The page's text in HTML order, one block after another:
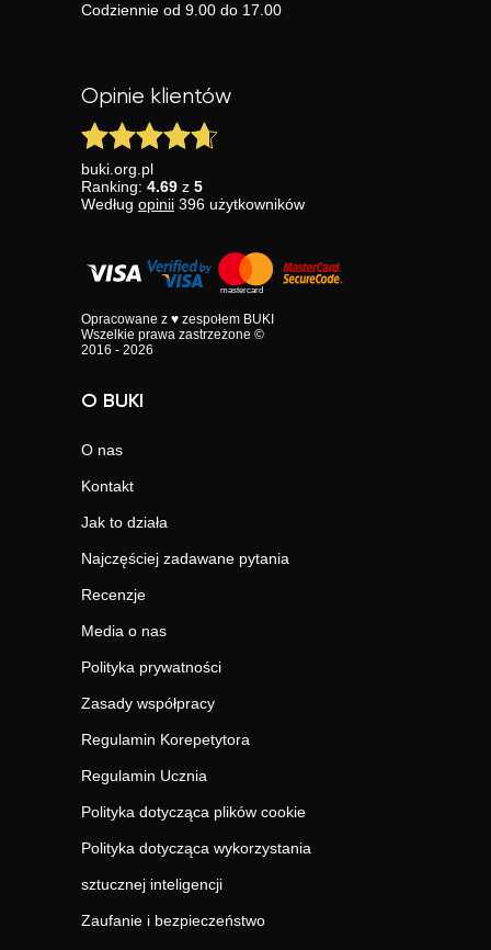
Codziennie od 9.00 do 17.00
Opinie klientów
buki.org.pl
Ranking: 4.69 z 5
Według opinii 396 użytkowników
Opracowane z ♥ zespołem BUKI
Wszelkie prawa zastrzeżone ©
2016 - 2026
O BUKI
O nas
Kontakt
Jak to działa
Najczęściej zadawane pytania
Recenzje
Media o nas
Polityka prywatności
Zasady współpracy
Regulamin Korepetytora
Regulamin Ucznia
Polityka dotycząca plików cookie
Polityka dotycząca wykorzystania
sztucznej inteligencji
Zaufanie i bezpieczeństwo